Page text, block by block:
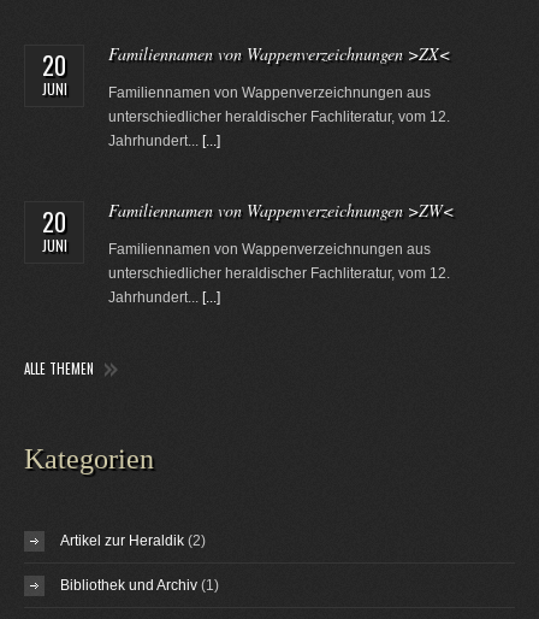
20
JUNI
Familiennamen von Wappenverzeichnungen >ZX<
Familiennamen von Wappenverzeichnungen aus
unterschiedlicher heraldischer Fachliteratur, vom 12.
Jahrhundert... [...]
20
JUNI
Familiennamen von Wappenverzeichnungen >ZW<
Familiennamen von Wappenverzeichnungen aus
unterschiedlicher heraldischer Fachliteratur, vom 12.
Jahrhundert... [...]
ALLE THEMEN
Kategorien
Artikel zur Heraldik (2)
Bibliothek und Archiv (1)